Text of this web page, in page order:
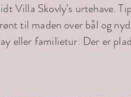
Villa Skovly's urtehave.
til maden over bål og
eller familietur. Der er